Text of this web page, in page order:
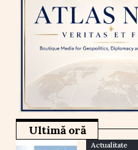
Ultimă oră
Actualitate